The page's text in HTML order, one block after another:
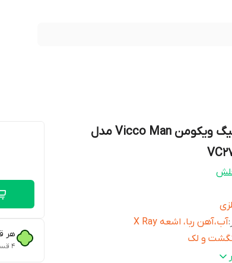
فلش 32 گیگ ویکومن Vicco Man مدل
:آب،آهن ربا، اشعه X Ray
و لک
:نقره ای
هر
۴ قسط ماهانه. بدون سود، چک و ضامن.